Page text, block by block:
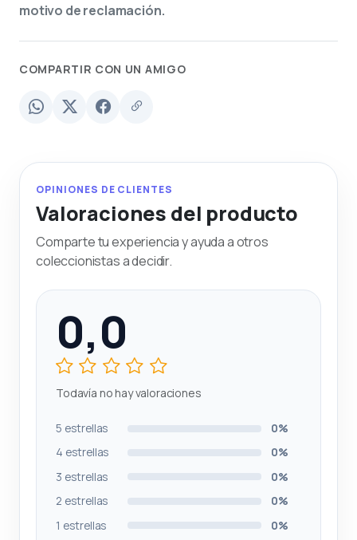
motivo de reclamación.
COMPARTIR CON UN AMIGO
OPINIONES DE CLIENTES
Valoraciones del producto
Comparte tu experiencia y ayuda a otros
coleccionistas a decidir.
0,0
Todavía no hay valoraciones
5 estrellas
0%
4 estrellas
0%
3 estrellas
0%
2 estrellas
0%
1 estrellas
0%